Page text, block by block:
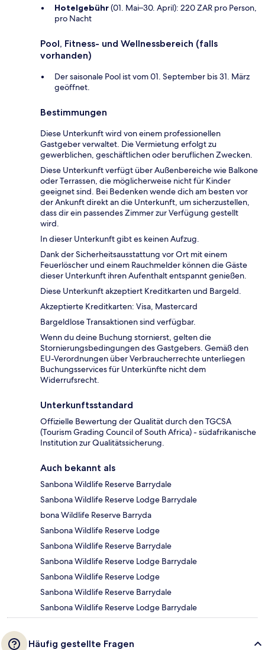
Hotelgebühr(01. Mai–30. April): 220 ZAR pro Person,
pro Nacht
Pool, Fitness- und Wellnessbereich (falls
vorhanden)
Der saisonale Pool ist vom 01. September bis 31. März
geöffnet.
Bestimmungen
Diese Unterkunft wird von einem professionellen
Gastgeber verwaltet. Die Vermietung erfolgt zu
gewerblichen, geschäftlichen oder beruflichen Zwecken.
Diese Unterkunft verfügt über Außenbereiche wie Balkone
oder Terrassen, die möglicherweise nicht für Kinder
geeignet sind. Bei Bedenken wende dich am besten vor
der Ankunft direkt an die Unterkunft, um sicherzustellen,
dass dir ein passendes Zimmer zur Verfügung gestellt
wird.
In dieser Unterkunft gibt es keinen Aufzug.
Dank der Sicherheitsausstattung vor Ort mit einem
Feuerlöscher und einem Rauchmelder können die Gäste
dieser Unterkunft ihren Aufenthalt entspannt genießen.
Diese Unterkunft akzeptiert Kreditkarten und Bargeld.
Akzeptierte Kreditkarten: Visa, Mastercard
Bargeldlose Transaktionen sind verfügbar.
Wenn du deine Buchung stornierst, gelten die
Stornierungsbedingungen des Gastgebers. Gemäß den
EU-Verordnungen über Verbraucherrechte unterliegen
Buchungsservices für Unterkünfte nicht dem
Widerrufsrecht.
Unterkunftsstandard
Offizielle Bewertung der Qualität durch den TGCSA
(Tourism Grading Council of South Africa) - südafrikanische
Institution zur Qualitätssicherung.
Auch bekannt als
Sanbona Wildlife Reserve Barrydale
Sanbona Wildlife Reserve Lodge Barrydale
bona Wildlife Reserve Barryda
Sanbona Wildlife Reserve Lodge
Sanbona Wildlife Reserve Barrydale
Sanbona Wildlife Reserve Lodge Barrydale
Sanbona Wildlife Reserve Lodge
Sanbona Wildlife Reserve Barrydale
Sanbona Wildlife Reserve Lodge Barrydale
Häufig gestellte Fragen